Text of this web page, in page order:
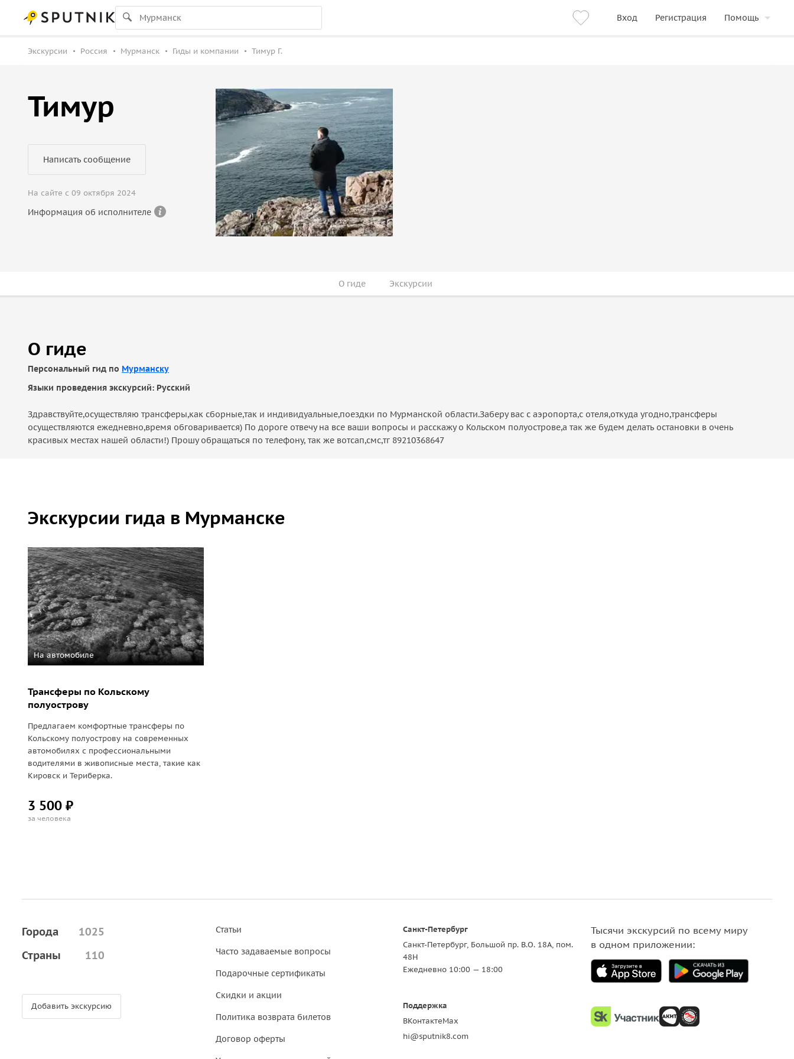
Вход Регистрация Помощь
Экскурсии Россия Мурманск Гиды и компании Тимур Г.
Тимур
Написать сообщение
На сайте с 09 октября 2024
Информация об исполнителе
О гиде Экскурсии
О гиде
Персональный гид по Мурманску
Языки проведения экскурсий: Русский
Здравствуйте,осуществляю трансферы,как сборные,так и индивидуальные,поездки по Мурманской области.Заберу вас с аэропорта,с отеля,откуда угодно,трансферы
осуществляются ежедневно,время обговаривается) По дороге отвечу на все ваши вопросы и расскажу о Кольском полуострове,а так же будем делать остановки в очень
красивых местах нашей области!) Прошу обращаться по телефону, так же вотсап,смс,тг 89210368647
Экскурсии гида в Мурманске
На автомобиле
Трансферы по Кольскому
полуострову
Предлагаем комфортные трансферы по
Кольскому полуострову на современных
автомобилях с профессиональными
водителями в живописные места, такие как
Кировск и Териберка.
3 500 ₽
за человека
Города
1025
Страны
110
Добавить экскурсию
Статьи
Часто задаваемые вопросы
Подарочные сертификаты
Скидки и акции
Политика возврата билетов
Договор оферты
Санкт-Петербург
Санкт-Петербург, Большой пр. В.О. 18A, пом.
48Н
Ежедневно 10:00 — 18:00
Поддержка
ВКонтактеMax
hi@sputnik8.com
Тысячи экскурсий по всему миру
в одном приложении: